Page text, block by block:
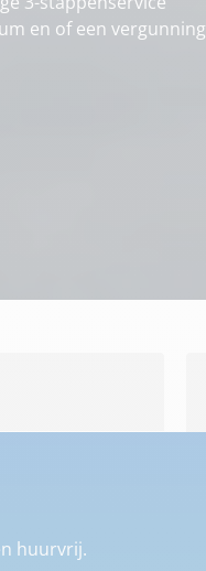
en of een vergunning
huurvrij.